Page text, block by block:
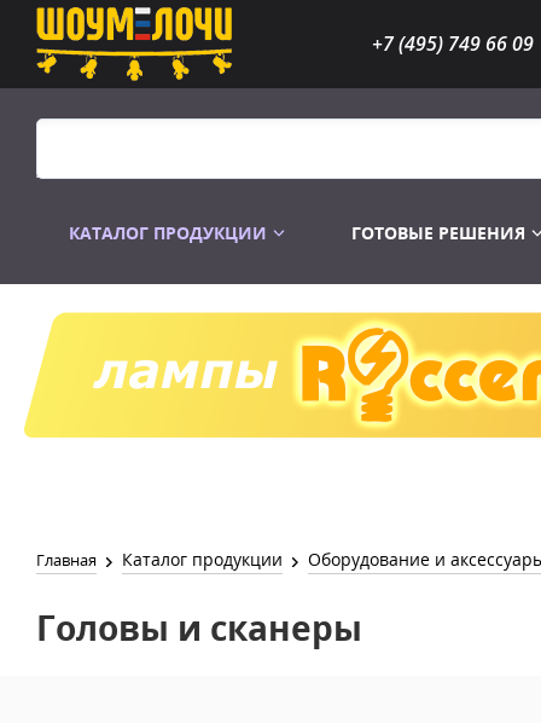
+7 (495) 749 66 09
КАТАЛОГ ПРОДУКЦИИ
Распродажа Лампы
ГОТОВЫЕ РЕШЕНИЯ
Главная Каталог продукции Оборудование и
Головы и сканеры